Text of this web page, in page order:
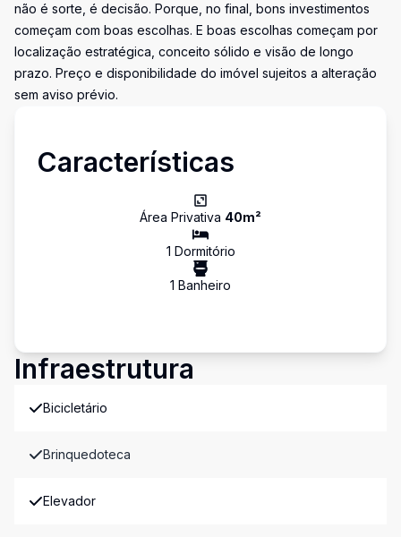
não é sorte, é decisão. Porque, no final, bons investimentos
começam com boas escolhas. E boas escolhas começam por
localização estratégica, conceito sólido e visão de longo
prazo. Preço e disponibilidade do imóvel sujeitos a alteração
sem aviso prévio.
Características
Área Privativa 40m²
1 Dormitório
1 Banheiro
Infraestrutura
Bicicletário
Brinquedoteca
Elevador